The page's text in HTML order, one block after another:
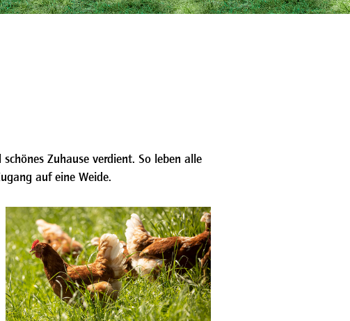
Zuhause verdient. So leben alle
auf eine Weide.